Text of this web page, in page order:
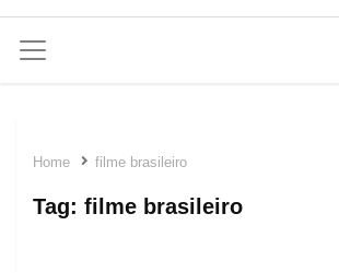
Home filme brasileiro
Tag: filme brasileiro